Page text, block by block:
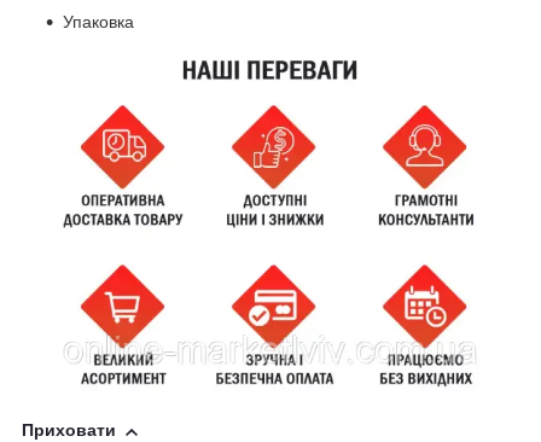
Упаковка
Приховати